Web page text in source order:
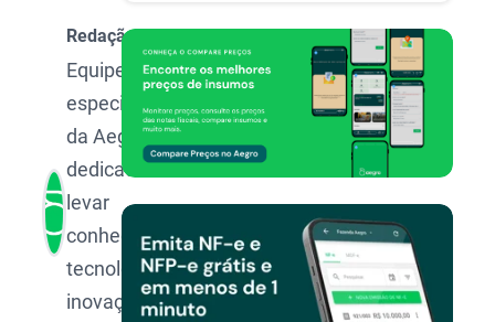
Redação Aegro
Equipe de
especialistas
da Aegro,
dedicada a
levar
conhecimento,
tecnologia e
inovação para